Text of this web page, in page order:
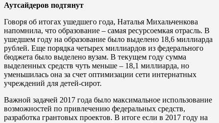
Аутсайдеров подтянут
Говоря об итогах ушедшего года, Наталья Михальченкова
напомнила, что образование – самая ресурсоемкая отрасль. В
ушедшем году на образование было выделено 18,6 миллиарда
рублей. Еще порядка четырех миллиардов из федерального
бюджета было выделено вузам. В текущем году сумма
выделенных средств чуть меньше – 18,1 миллиарда, но
уменьшилась она за счет оптимизации сети интернатных
учреждений для детей-сирот.
Важной задачей 2017 года было максимальное использование
возможностей по привлечению федеральных средств,
разработка грантовых проектов. В итоге если в 2017 году на